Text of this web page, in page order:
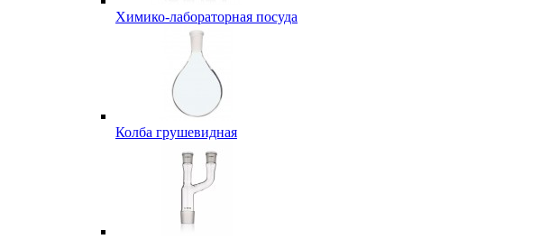
Химико-лабораторная посуда
Колба грушевидная